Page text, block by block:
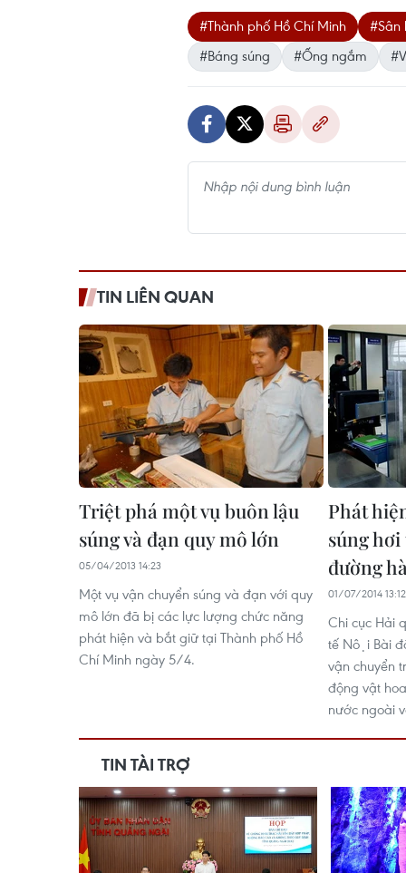
#Thành phố Hồ Chí Minh #Sân
#Báng súng
#Ống ngắm
TIN LIÊN QUAN
Triệt phá một vụ buôn lậu
súng và đạn quy mô lớn
05/04/2013 14:23
Một vụ vận chuyển súng và đạn với quy
mô lớn đã bị các lực lượng chức năng
phát hiện và bắt giữ tại Thành phố Hồ
Chí Minh ngày 5/4.
Phát
súng
đường
01/07/2014 13:12
Chi cục Hải
tế Nội Bài
vận chuyển
động vật
nước ngoài